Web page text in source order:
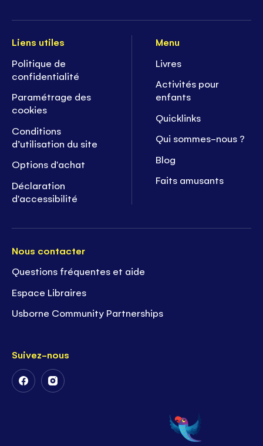
Liens utiles
Politique de
confidentialité
Paramétrage des
cookies
Conditions
d’utilisation du site
Options d'achat
Déclaration
d'accessibilité
Menu
Livres
Activités pour
enfants
Quicklinks
Qui sommes-nous ?
Blog
Faits amusants
Nous contacter
Questions fréquentes et aide
Espace Libraires
Usborne Community Partnerships
Suivez-nous
Suivez-Suivez-